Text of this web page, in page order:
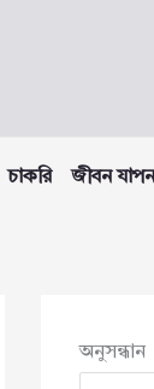
চাকরি জীবন যাপন
অনুসন্ধান